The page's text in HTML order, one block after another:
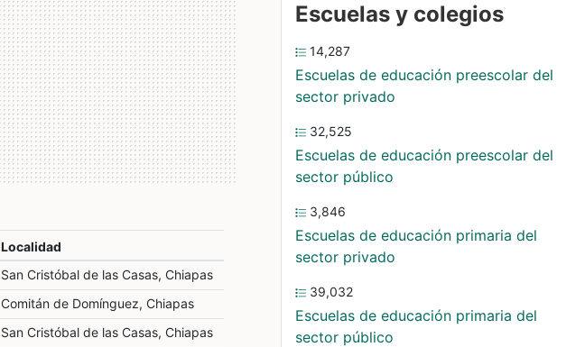
Localidad
San Cristóbal de las Casas, Chiapas
Comitán de Domínguez, Chiapas
San Cristóbal de las Casas, Chiapas
Escuelas y colegios
14,287
Escuelas de educación preescolar del
sector privado
32,525
Escuelas de educación preescolar del
sector público
3,846
Escuelas de educación primaria del
sector privado
39,032
Escuelas de educación primaria del
sector público